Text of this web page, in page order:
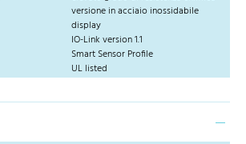
versione in acciaio inossidabile
display
IO-Link version 1.1
Smart Sensor Profile
UL listed